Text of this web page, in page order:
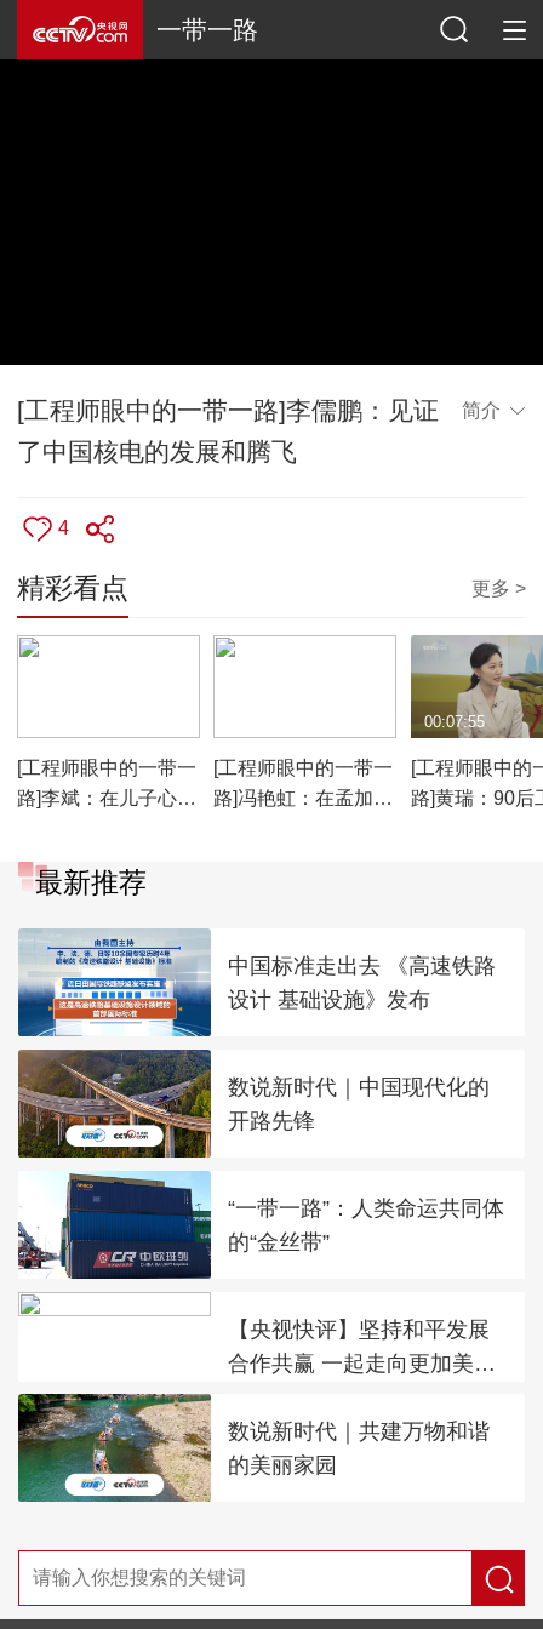
一带一路
[工程师眼中的一带一路]李儒鹏：见证
了中国核电的发展和腾飞
简介
4
精彩看点 更多 >
[工程师眼中的一带一
路]李斌：在儿子心中
[工程师眼中的一带一
路]冯艳虹：在孟加拉
[工程师眼中的
路]黄瑞：90后
00:07:55
最新推荐
中国标准走出去 《高速铁路
设计 基础设施》发布
数说新时代｜中国现代化的
开路先锋
“一带一路”：人类命运共同体
的“金丝带”
【央视快评】坚持和平发展
合作共赢 一起走向更加美好
数说新时代｜共建万物和谐
的美丽家园